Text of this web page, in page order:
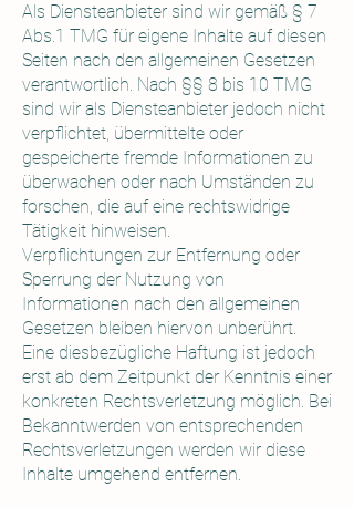
Als Diensteanbieter sind wir gemäß § 7
Abs.1 TMG für eigene Inhalte auf diesen
Seiten nach den allgemeinen Gesetzen
verantwortlich. Nach §§ 8 bis 10 TMG
sind wir als Diensteanbieter jedoch nicht
verpflichtet, übermittelte oder
gespeicherte fremde Informationen zu
überwachen oder nach Umständen zu
forschen, die auf eine rechtswidrige
Tätigkeit hinweisen.
Verpflichtungen zur Entfernung oder
Sperrung der Nutzung von
Informationen nach den allgemeinen
Gesetzen bleiben hiervon unberührt.
Eine diesbezügliche Haftung ist jedoch
erst ab dem Zeitpunkt der Kenntnis einer
konkreten Rechtsverletzung möglich. Bei
Bekanntwerden von entsprechenden
Rechtsverletzungen werden wir diese
Inhalte umgehend entfernen.